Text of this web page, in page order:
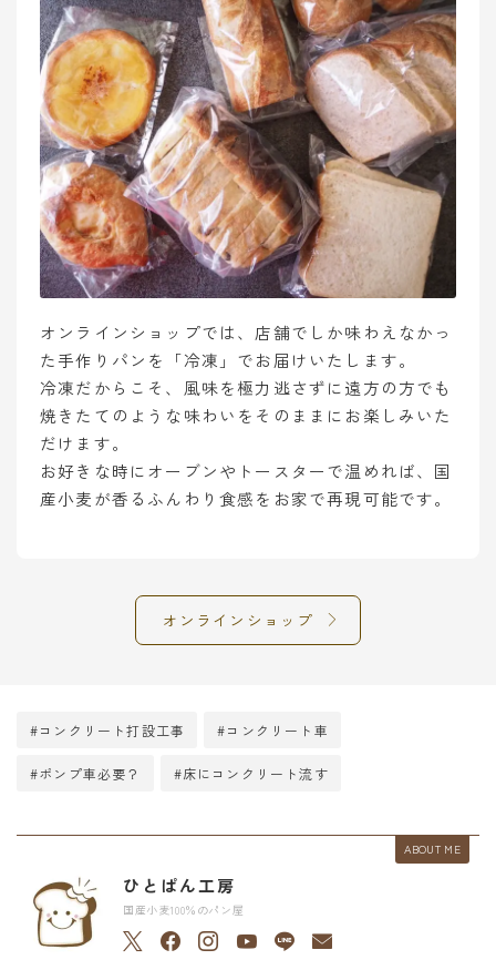
オンラインショップでは、店舗でしか味わえなかっ
た手作りパンを「冷凍」でお届けいたします。
冷凍だからこそ、風味を極力逃さずに遠方の方でも
焼きたてのような味わいをそのままにお楽しみいた
だけます。
お好きな時にオーブンやトースターで温めれば、国
産小麦が香るふんわり食感をお家で再現可能です。
オンラインショップ
#コンクリート打設工事 #コンクリート車
#ポンプ車必要？ #床にコンクリート流す
ABOUT ME
ひとぱん工房
国産小麦100％のパン屋